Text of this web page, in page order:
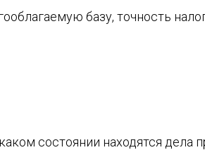
базу, точность
состоянии находятся дела